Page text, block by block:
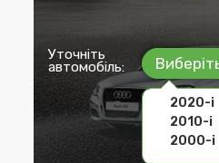
Уточніть
автомобіль:
2020-і
2010-і
2000-і